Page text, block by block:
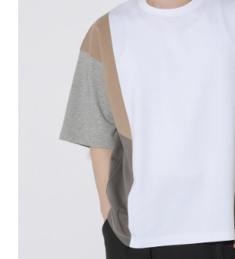
1.本服務係由「台灣大哥大股份有限公司」（以下
用戶於交易時，得透過本服務購買商品或服務，並
買賣價金債權讓與本公司後，依約使用本公司帳單
2.基於同意付款使用「大哥付你分期」之契約關係
資料（包含姓名、電話或地址）提供予台灣大哥大
由本公司與您本人進行分期帳單所需資料之確認、
3.完整用戶服務條款，請詳閱以下連結：
https://
※ 請注意：結帳手續完成當下不需立刻繳費，但若
購買商品的店家。未經商家同意取消之訂單仍視為
後付繳納相關費用。
※ 交易是否成功請以「AFTEE先享後付 」之結帳頁
是否繳費成功／繳費後需取消欲退款等相關疑問，
客戶支援中心」
https://netprotections.freshdesk.com/
【注意事項】
１．透過由恩沛科技股份有限公司提供之「AFTEE
易，需依本服務之必要範圍內提供個人資料，並將
權轉讓予恩沛科技股份有限公司。
２．關於個人資料處理事宜，請瀏覽以下網址：
３．未成年的使用者請事先徵得法定代理人或監護
「AFTEE先享後付」，若未經同意申辦者引起之損
４．使用「AFTEE先享後付」時，將依據個別帳號
時審查核予不同之上限額度；若仍有額度不足之情
請求用戶進行身份認證。
付款後 7-11取貨
每筆NT$80，滿NT$1,500(含以上)免運費
每筆NT$80，滿NT$1,500(含以上)免運費